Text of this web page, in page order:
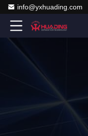
info@yxhuading.com